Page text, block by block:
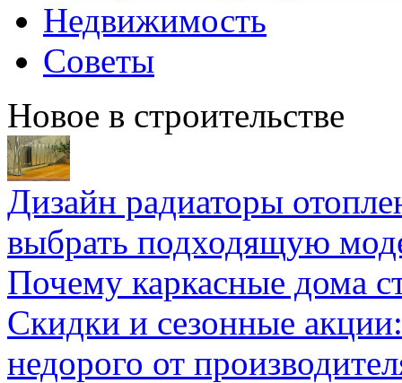
Недвижимость
Советы
Новое в строительстве
Дизайн радиаторы
выбрать подходящую
Почему каркасные дома
Скидки и сезонные
недорого от